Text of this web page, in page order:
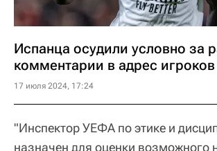
Испанца осудили условно за
комментарии в адрес
17 июля 2024, 17:24
"Инспектор УЕФА по этике и
назначен для оценки возможного